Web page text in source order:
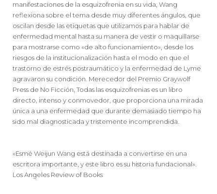
manifestaciones de la esquizofrenia en su vida, Wang
reflexiona sobre el tema desde muy diferentes ángulos, que
oscilan desde las etiquetas que utilizamos para hablar de
enfermedad mental hasta su manera de vestir o maquillarse
para mostrarse como «de alto funcionamiento», desde los
riesgos de la institucionalización hasta el modo en que el
trastorno de estrés postraumático y la enfermedad de Lyme
agravaron su condición. Merecedor del Premio Graywolf
Press de No Ficción, Todas las esquizofrenias es un libro
directo, intenso y conmovedor, que proporciona una mirada
única a una enfermedad que durante demasiado tiempo ha
sido mal diagnosticada y tristemente incomprendida.
«Esmé Weijun Wang está destinada a convertirse en una
escritora importante, y este libro es su historia fundacional».
Los Angeles Review of Books